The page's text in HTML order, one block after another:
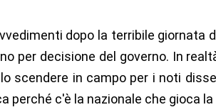
dopo la terribile giornata
per decisione del governo. In
scendere in campo per i noti
perché c'è la nazionale che gioca